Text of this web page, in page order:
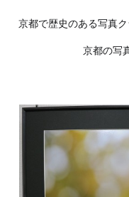
京都で歴史のある写真
京都の写